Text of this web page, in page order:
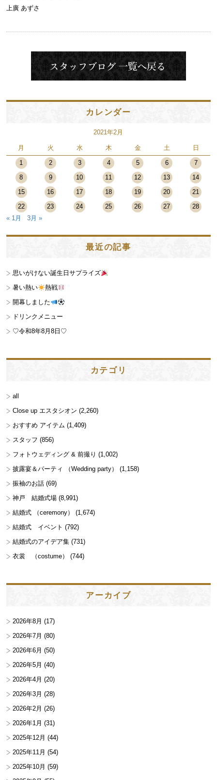
上廣 あずさ
カレンダー
2021年2月
月 火 水 木 金 土 日
1 2 3 4 5 6
7
8
9 10 11 12 13
14
15
16 17 18 19 20
21
22
23 24 25 26 27
28
« 1月
3月 »
最近の記事
思いがけない誕生日サプライズ
暑い熱い
熱戦
開幕しました
ドリンクメニュー
♡令和8年8月8日♡
カテゴリ
all
Close up エスタシオン (2,260)
おすすめ アイテム (1,409)
スタッフ (856)
フォトウェディング & 前撮り (1,002)
披露宴＆パーティ （Wedding party）
(1,158)
振袖のお話 (69)
神戸 結婚式場 (8,991)
結婚式 （ceremony）
(1,674)
結婚式 イベント (792)
結婚式のアイデア集 (731)
衣裳 （costume）
(744)
アーカイブ
2026年8月 (17)
2026年7月 (80)
2026年6月 (50)
2026年5月 (40)
2026年4月 (20)
2026年3月 (28)
2026年2月 (26)
2026年1月 (31)
2025年12月 (44)
2025年11月 (54)
2025年10月 (59)